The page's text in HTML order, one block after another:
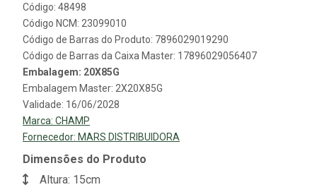
Código: 48498
Código NCM: 23099010
Código de Barras do Produto: 7896029019290
Código de Barras da Caixa Master: 17896029056407
Embalagem: 20X85G
Embalagem Master: 2X20X85G
Validade: 16/06/2028
Marca: CHAMP
Fornecedor: MARS DISTRIBUIDORA
Dimensões do Produto
Altura: 15cm